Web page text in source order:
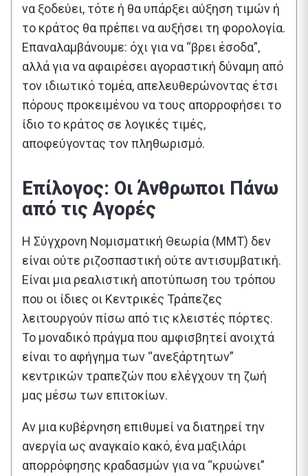
να ξοδεύει, τότε ή θα υπάρξει αύξηση τιμών ή
το κράτος θα πρέπει να αυξήσει τη φορολογία.
Επαναλαμβάνουμε: όχι για να “βρει έσοδα”,
αλλά για να αφαιρέσει αγοραστική δύναμη από
τον ιδιωτικό τομέα, απελευθερώνοντας έτσι
πόρους προκειμένου να τους απορροφήσει το
ίδιο το κράτος σε λογικές τιμές,
αποφεύγοντας τον πληθωρισμό.
Επίλογος: Οι Άνθρωποι Πάνω
από τις Αγορές
Η Σύγχρονη Νομισματική Θεωρία (MMT) δεν
είναι ούτε ριζοσπαστική ούτε αντισυμβατική.
Είναι μια ρεαλιστική αποτύπωση του τρόπου
που οι ίδιες οι Κεντρικές Τράπεζες
λειτουργούν πίσω από τις κλειστές πόρτες.
Το μοναδικό πράγμα που αμφισβητεί ανοιχτά
είναι το αφήγημα των “ανεξάρτητων”
κεντρικών τραπεζών που ελέγχουν τη ζωή
μας μέσω των επιτοκίων.
Αν μια κυβέρνηση επιθυμεί να διατηρεί την
ανεργία ως αναγκαίο κακό, ένα μαξιλάρι
απορρόφησης κραδασμών για να “κρυώνει”